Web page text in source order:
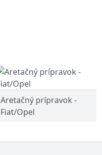
Aretačný prípravok -
Fiat/Opel